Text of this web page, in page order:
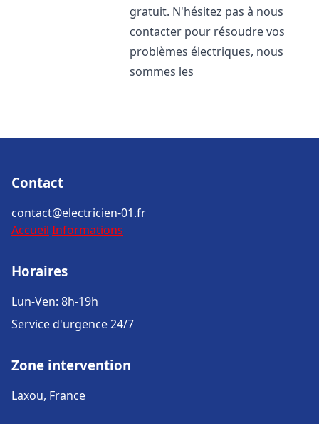
gratuit. N'hésitez pas à nous
contacter pour résoudre vos
problèmes électriques, nous
sommes les
Contact
contact@electricien-01.fr
Accueil Informations
Horaires
Lun-Ven: 8h-19h
Service d'urgence 24/7
Zone intervention
Laxou, France